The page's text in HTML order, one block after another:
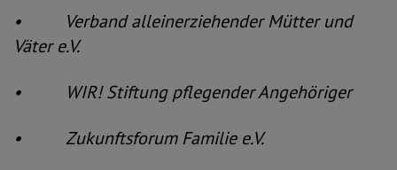
• Verband alleinerziehender Mütter und
Väter e.V.
• WIR! Stiftung pflegender Angehöriger
• Zukunftsforum Familie e.V.